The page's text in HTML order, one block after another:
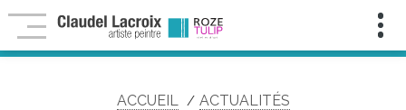
ACCUEIL ACTUALITÉS
Infolettre
ne